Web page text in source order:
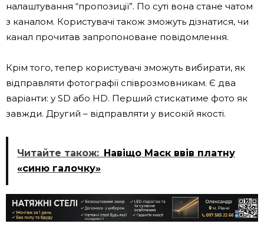
налаштування “пропозиції”. По суті вона стане чатом
з каналом. Користувачі також зможуть дізнатися, чи
канал прочитав запропоноване повідомлення.
Крім того, тепер користувачі зможуть вибирати, як
відправляти фотографії співрозмовникам. Є два
варіанти: у SD або HD. Перший стискатиме фото як
завжди. Другий – відправляти у високій якості.
Читайте також: Навіщо Маск ввів платну
«синю галочку»